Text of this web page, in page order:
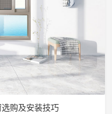
购及安装技巧